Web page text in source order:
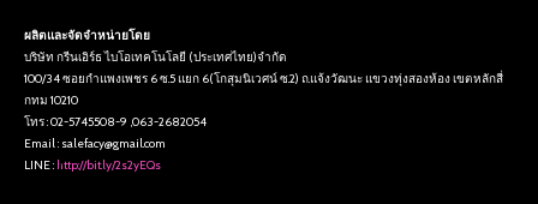
ผลิตและจัดจำหน่ายโดย
บริษัท กรีนเอิร์ธ ไบโอเทคโนโลยี (ประเทศไทย)จำกัด
100/34 ซอยกำแพงเพชร 6 ซ.5 แยก 6(โกสุมนิเวศน์ ซ.2) ถ.แจ้งวัฒนะ แขวงทุ่งสองห้อง เขตหลักสี่
กทม 10210
โทร : 02-5745508-9 ,063-2682054
Email : salefacy@gmail.com
LINE : http://bit.ly/2s2yEQs